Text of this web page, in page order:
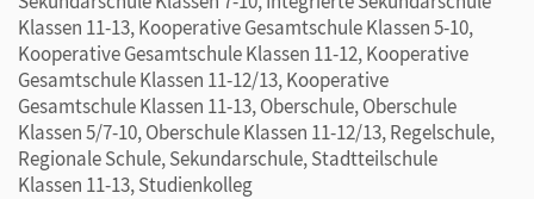
Klassen 11-13, Kooperative Gesamtschule Klassen 5-10,
Kooperative Gesamtschule Klassen 11-12, Kooperative
Gesamtschule Klassen 11-12/13, Kooperative
Gesamtschule Klassen 11-13, Oberschule, Oberschule
Klassen 5/7-10, Oberschule Klassen 11-12/13, Regelschule,
Regionale Schule, Sekundarschule, Stadtteilschule
Klassen 11-13, Studienkolleg